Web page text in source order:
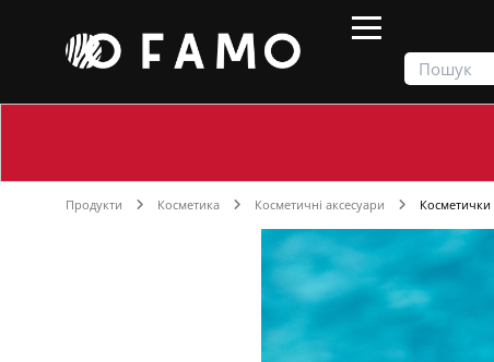
Продукти Косметика Косметичні аксесуари Косметички